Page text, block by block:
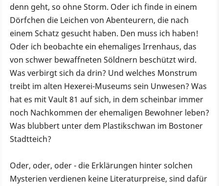
denn geht, so ohne Storm. Oder ich finde in einem
Dörfchen die Leichen von Abenteurern, die nach
einem Schatz gesucht haben. Den muss ich haben!
Oder ich beobachte ein ehemaliges Irrenhaus, das
von schwer bewaffneten Söldnern beschützt wird.
Was verbirgt sich da drin? Und welches Monstrum
treibt im alten Hexerei-Museums sein Unwesen? Was
hat es mit Vault 81 auf sich, in dem scheinbar immer
noch Nachkommen der ehemaligen Bewohner leben?
Was blubbert unter dem Plastikschwan im Bostoner
Stadtteich?
Oder, oder, oder - die Erklärungen hinter solchen
Mysterien verdienen keine Literaturpreise, sind dafür